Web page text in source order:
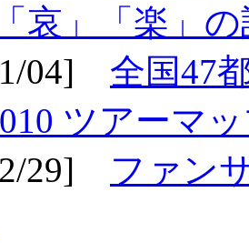
「哀」「楽」
04] 全国47
ツアーマ
29] ファン